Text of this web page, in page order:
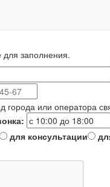
заполнения.
города или оператора
для консультации